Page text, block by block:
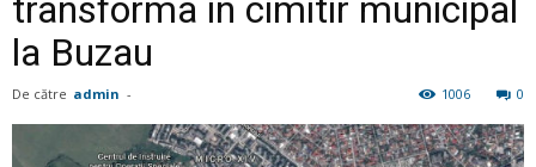
transforma in cimitir municipal
la Buzau
De către admin - 0
1006